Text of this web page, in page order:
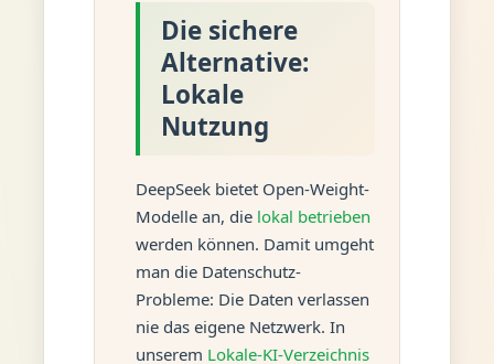
Die sichere
Alternative:
Lokale
Nutzung
DeepSeek bietet Open-Weight-
Modelle an, die lokal betrieben
werden können. Damit umgeht
man die Datenschutz-
Probleme: Die Daten verlassen
nie das eigene Netzwerk. In
unserem Lokale-KI-Verzeichnis